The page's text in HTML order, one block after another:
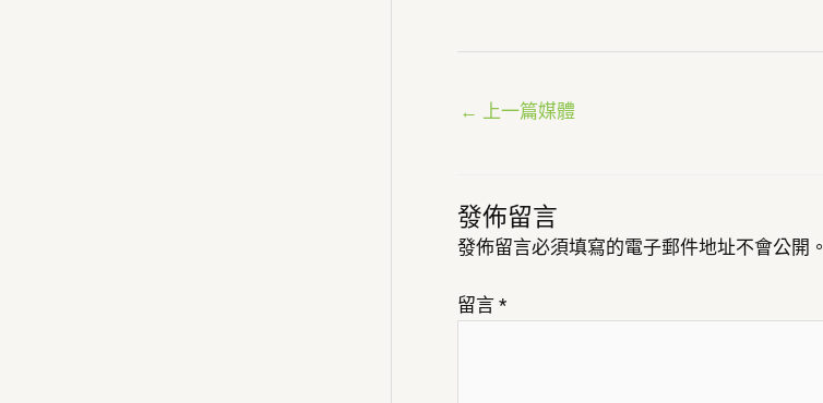
← 上一篇媒體
發佈留言
發佈留言必須填寫的電子郵件地址不會公開。
留言*